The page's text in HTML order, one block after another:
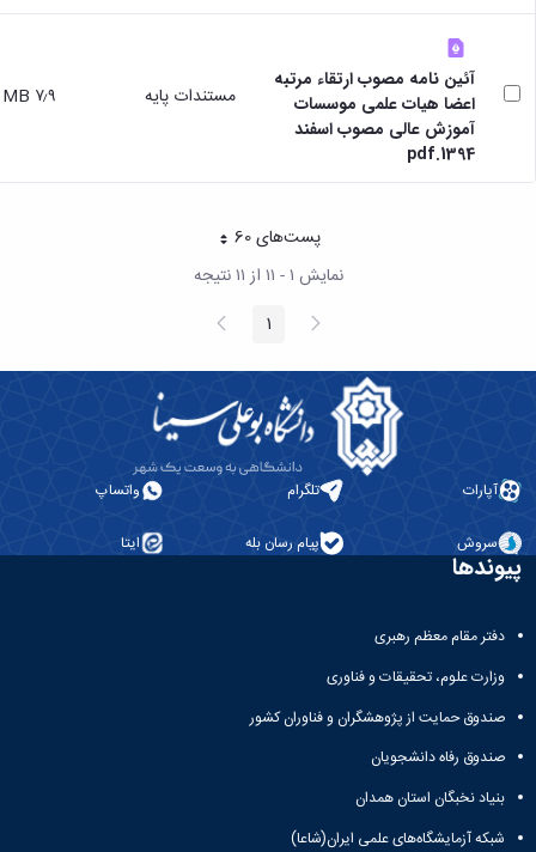
آئین نامه مصوب ارتقاء مرتبه
اعضا هیات علمی موسسات
آموزش عالی مصوب اسفند
1394.pdf
مستندات پایه ۷٫۹ MB
پست‌‌های 60هر صفحه
نمایش ۱ - ۱۱ از ۱۱ نتیجه
پیغام
قبلی صفحه1 صفحه
بعد
آپارات تلگرام واتساپ
سروش پیام رسان بله ایتا
پیوندها
دفتر مقام معظم رهبری
وزارت علوم، تحقیقات و فناوری
صندوق حمایت از پژوهشگران و فناوران کشور
صندوق رفاه دانشجویان
بنیاد نخبگان استان همدان
شبکه آزمایشگاه‌های علمی ایران(شاعا)